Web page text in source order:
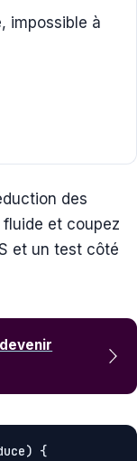
impossible à
des
et coupez
et un test côté
{